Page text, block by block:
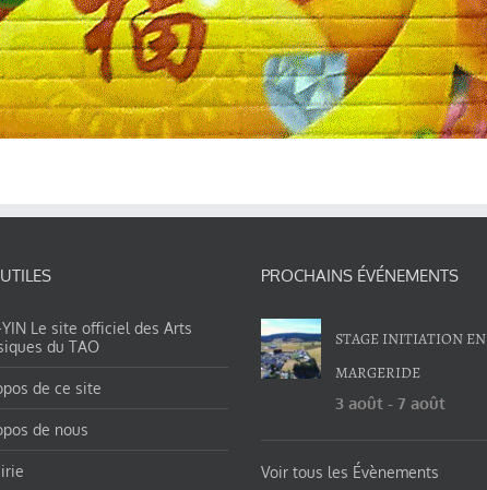
Le site officiel des Arts
du TAO
de ce site
de nous
PROCHAINS ÉVÉNEMENTS
STAGE INITIATION EN
MARGERIDE
3 août -7 août
Voir tous les Évènements